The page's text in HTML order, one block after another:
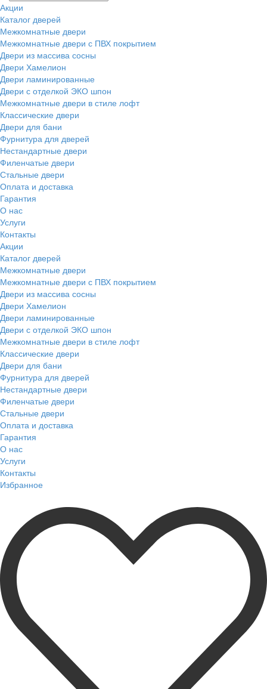
Акции
Каталог дверей
Межкомнатные двери
Межкомнатные двери с ПВХ покрытием
Двери из массива сосны
Двери Хамелион
Двери ламинированные
Двери с отделкой ЭКО шпон
Межкомнатные двери в стиле лофт
Классические двери
Двери для бани
Фурнитура для дверей
Нестандартные двери
Филенчатые двери
Стальные двери
Оплата и доставка
Гарантия
О нас
Услуги
Контакты
Акции
Каталог дверей
Межкомнатные двери
Межкомнатные двери с ПВХ покрытием
Двери из массива сосны
Двери Хамелион
Двери ламинированные
Двери с отделкой ЭКО шпон
Межкомнатные двери в стиле лофт
Классические двери
Двери для бани
Фурнитура для дверей
Нестандартные двери
Филенчатые двери
Стальные двери
Оплата и доставка
Гарантия
О нас
Услуги
Контакты
Избранное